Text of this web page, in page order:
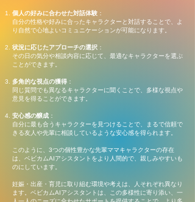
個人の好みに合わせた対話体験 ：
自分の性格や好みに合ったキャラクターと対話することで、よ
り自然で心地よいコミュニケーションが可能になります。
状況に応じたアプローチの選択 ：
その日の気分や相談内容に応じて、最適なキャラクターを選ぶ
ことができます。
多角的な視点の獲得 ：
同じ質問でも異なるキャラクターに聞くことで、多様な視点や
意見を得ることができます。
安心感の醸成 ：
自分に最も合うキャラクターを見つけることで、まるで信頼で
きる友人や先輩に相談しているような安心感を得られます。
このように、3つの個性豊かな先輩ママキャラクターの存在
は、ベビカムAIアシスタントをより人間的で、親しみやすいも
のにしています。
妊娠・出産・育児に取り組む環境や考えは、人それぞれ異なり
ます。ベビカムAIアシスタントは、この多様性に寄り添い、一